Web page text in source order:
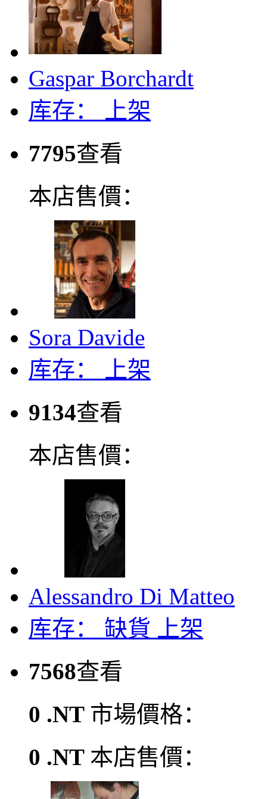
Gaspar Borchardt
库存：
上架
7795查看
本店售價：
Sora Davide
库存：
上架
9134查看
本店售價：
Alessandro Di Matteo
库存： 缺貨
上架
7568查看
0 .NT 市場價格：
0 .NT 本店售價：